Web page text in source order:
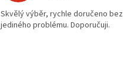
Skvělý výběr, rychle doručeno bez
jediného problému. Doporučuji.